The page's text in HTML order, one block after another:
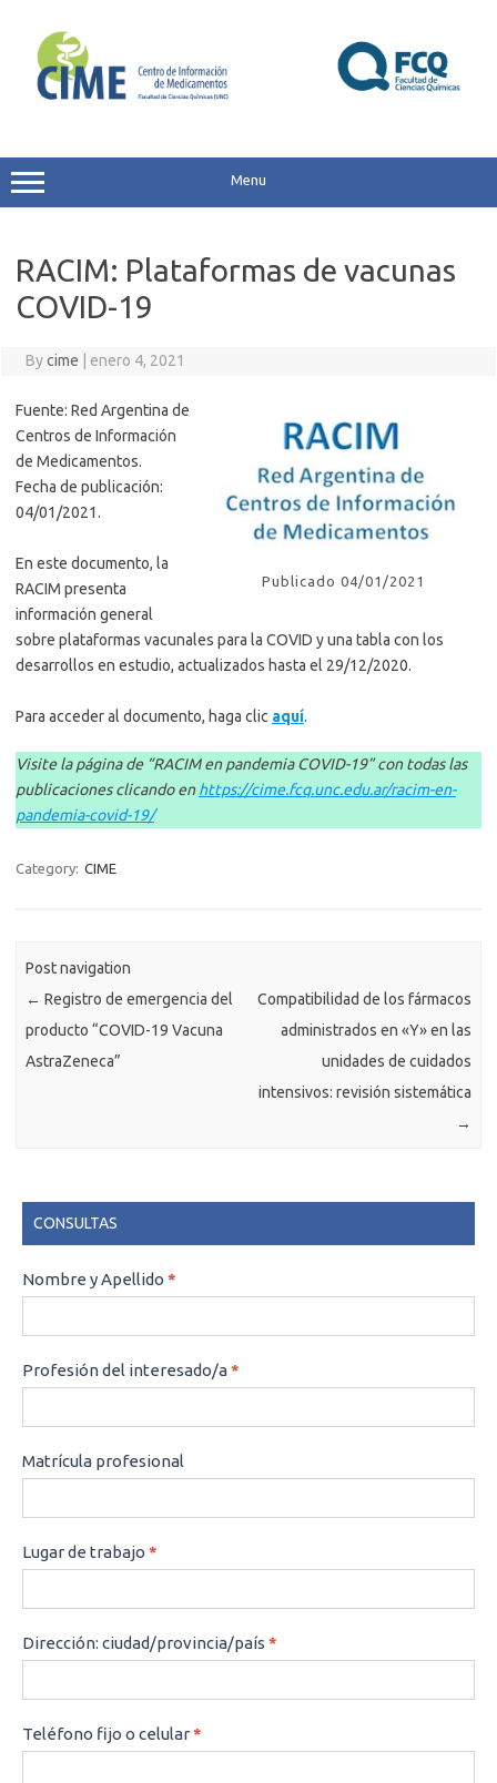
content
Menu
RACIM: Plataformas de vacunas
COVID-19
Bycime enero 4, 2021
Publicado 04/01/2021
Fuente: Red Argentina de
Centros de Información
de Medicamentos.
Fecha de publicación:
04/01/2021.
En este documento, la
RACIM presenta
información general
sobre plataformas vacunales para la COVID y una tabla con los
desarrollos en estudio, actualizados hasta el 29/12/2020.
Para acceder al documento, haga clic aquí.
Visite la página de “RACIM en pandemia COVID-19” con todas las
publicaciones clicando enhttps://cime.fcq.unc.edu.ar/racim-en-
pandemia-covid-19/
Category: CIME
Post navigation
← Registro de emergencia del
producto “COVID-19 Vacuna
AstraZeneca”
Compatibilidad de los fármacos
administrados en «Y» en las
unidades de cuidados
intensivos: revisión sistemática
→
CONSULTAS
CONSULTAS
Nombre y Apellido *
Profesión del interesado/a*
Matrícula profesional
Lugar de trabajo *
Dirección: ciudad/provincia/país *
Teléfono fijo o celular*